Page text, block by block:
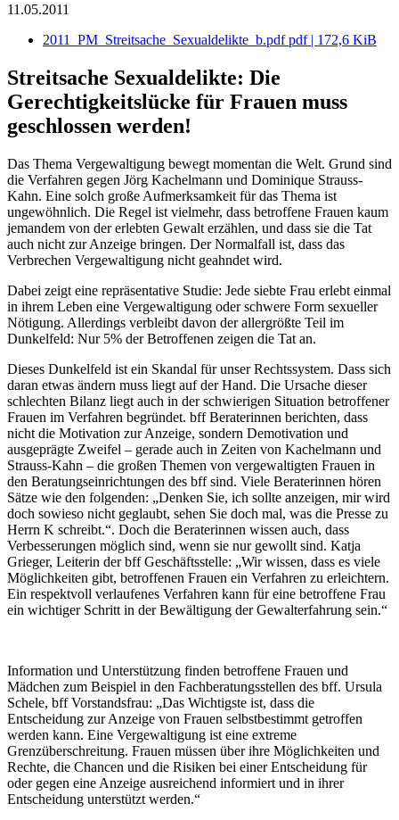
11.05.2011
2011_PM_Streitsache_Sexualdelikte_b.pdfpdf| 172,6 KiB
Streitsache Sexualdelikte: Die
Gerechtigkeitslücke für Frauen muss
geschlossen werden!
Das Thema Vergewaltigung bewegt momentan die Welt. Grund sind
die Verfahren gegen Jörg Kachelmann und Dominique Strauss-
Kahn. Eine solch große Aufmerksamkeit für das Thema ist
ungewöhnlich. Die Regel ist vielmehr, dass betroffene Frauen kaum
jemandem von der erlebten Gewalt erzählen, und dass sie die Tat
auch nicht zur Anzeige bringen. Der Normalfall ist, dass das
Verbrechen Vergewaltigung nicht geahndet wird.
Dabei zeigt eine repräsentative Studie: Jede siebte Frau erlebt einmal
in ihrem Leben eine Vergewaltigung oder schwere Form sexueller
Nötigung. Allerdings verbleibt davon der allergrößte Teil im
Dunkelfeld: Nur 5% der Betroffenen zeigen die Tat an.
Dieses Dunkelfeld ist ein Skandal für unser Rechtssystem. Dass sich
daran etwas ändern muss liegt auf der Hand. Die Ursache dieser
schlechten Bilanz liegt auch in der schwierigen Situation betroffener
Frauen im Verfahren begründet. bff Beraterinnen berichten, dass
nicht die Motivation zur Anzeige, sondern Demotivation und
ausgeprägte Zweifel – gerade auch in Zeiten von Kachelmann und
Strauss-Kahn – die großen Themen von vergewaltigten Frauen in
den Beratungseinrichtungen des bff sind. Viele Beraterinnen hören
Sätze wie den folgenden: „Denken Sie, ich sollte anzeigen, mir wird
doch sowieso nicht geglaubt, sehen Sie doch mal, was die Presse zu
Herrn K schreibt.“. Doch die Beraterinnen wissen auch, dass
Verbesserungen möglich sind, wenn sie nur gewollt sind. Katja
Grieger, Leiterin der bff Geschäftsstelle: „Wir wissen, dass es viele
Möglichkeiten gibt, betroffenen Frauen ein Verfahren zu erleichtern.
Ein respektvoll verlaufenes Verfahren kann für eine betroffene Frau
ein wichtiger Schritt in der Bewältigung der Gewalterfahrung sein.“
Information und Unterstützung finden betroffene Frauen und
Mädchen zum Beispiel in den Fachberatungsstellen des bff. Ursula
Schele, bff Vorstandsfrau: „Das Wichtigste ist, dass die
Entscheidung zur Anzeige von Frauen selbstbestimmt getroffen
werden kann. Eine Vergewaltigung ist eine extreme
Grenzüberschreitung. Frauen müssen über ihre Möglichkeiten und
Rechte, die Chancen und die Risiken bei einer Entscheidung für
oder gegen eine Anzeige ausreichend informiert und in ihrer
Entscheidung unterstützt werden.“